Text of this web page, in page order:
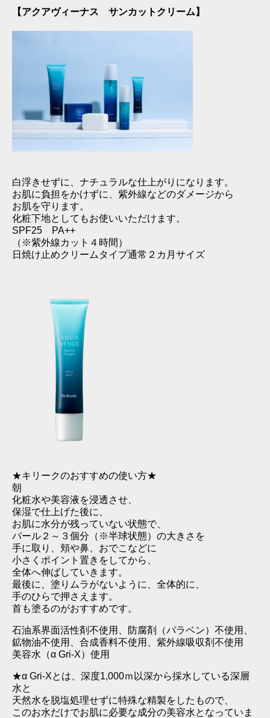
【アクアヴィーナス サンカットクリーム】
白浮きせずに、ナチュラルな仕上がりになります。
お肌に負担をかけずに、紫外線などのダメージから
お肌を守ります。
化粧下地としてもお使いいただけます。
SPF25 PA++
（※紫外線カット４時間）
日焼け止めクリームタイプ通常２カ月サイズ
★キリークのおすすめの使い方★
朝
化粧水や美容液を浸透させ、
保湿で仕上げた後に、
お肌に水分が残っていない状態で、
パール２～３個分（※半球状態）の大きさを
手に取り、頬や鼻、おでこなどに
小さくポイント置きをしてから、
全体へ伸ばしていきます。
最後に、塗りムラがないように、全体的に、
手のひらで押さえます。
首も塗るのがおすすめです。
石油系界面活性剤不使用、防腐剤（パラベン）不使用、
鉱物油不使用、合成香料不使用、紫外線吸収剤不使用
美容水（α Gri‐X）使用
★α Gri‐Xとは、深度1,000ｍ以深から採水している深層
水と
天然水を脱塩処理せずに特殊な精製をしたもので、
このお水だけでお肌に必要な成分の美容水となっていま